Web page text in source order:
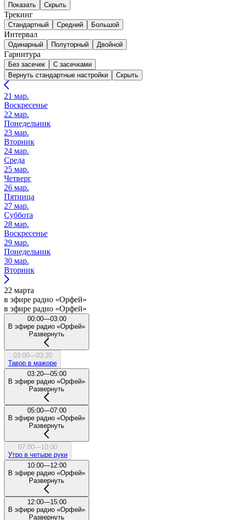
Показать Скрыть
Трекинг
Стандартный Средний Большой
Интервал
Одинарный Полуторный Двойной
Гарнитура
Без засечек
С засечками
Вернуть стандартные настройки
Скрыть
21 мар.
Воскресенье
22 мар.
Понедельник
23 мар.
Вторник
24 мар.
Среда
25 мар.
Четверг
26 мар.
Пятница
27 мар.
Суббота
28 мар.
Воскресенье
29 мар.
Понедельник
30 мар.
Вторник
22 марта
в эфире радио «Орфей»
в эфире радио «Орфей»
00:00—03:00
В эфире радио «Орфей»
Развернуть
03:00—03:20
Тавор в мажоре
03:20—05:00
В эфире радио «Орфей»
Развернуть
05:00—07:00
В эфире радио «Орфей»
Развернуть
07:00—10:00
Утро в четыре руки
10:00—12:00
В эфире радио «Орфей»
Развернуть
12:00—15:00
В эфире радио «Орфей»
Развернуть